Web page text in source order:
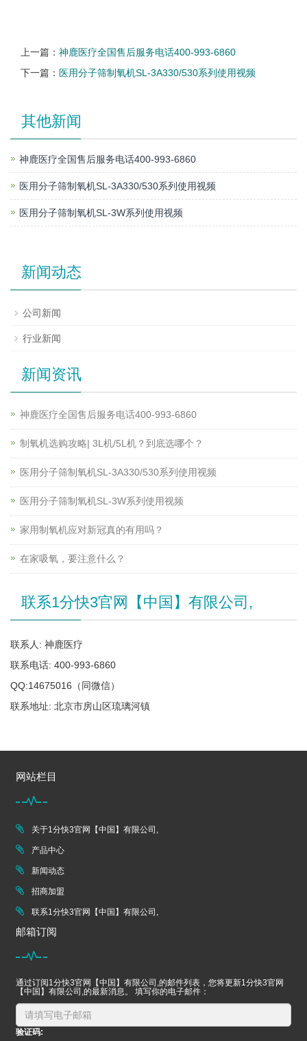
上一篇： 神鹿医疗全国售后服务电话400-993-6860
下一篇： 医用分子筛制氧机SL-3A330/530系列使用视频
其他新闻
神鹿医疗全国售后服务电话400-993-6860
医用分子筛制氧机SL-3A330/530系列使用视频
医用分子筛制氧机SL-3W系列使用视频
新闻动态
公司新闻
行业新闻
新闻资讯
神鹿医疗全国售后服务电话400-993-6860
制氧机选购攻略| 3L机/5L机？到底选哪个？
医用分子筛制氧机SL-3A330/530系列使用视频
医用分子筛制氧机SL-3W系列使用视频
家用制氧机应对新冠真的有用吗？
在家吸氧，要注意什么？
联系1分快3官网【中国】有限公司,
联系人: 神鹿医疗
联系电话: 400-993-6860
QQ:14675016（同微信）
联系地址: 北京市房山区琉璃河镇
网站栏目
关于1分快3官网【中国】有限公司,
产品中心
新闻动态
招商加盟
联系1分快3官网【中国】有限公司,
邮箱订阅
通过订阅1分快3官网【中国】有限公司,的邮件列表，您将更新1分快3官网
【中国】有限公司,的最新消息。 填写你的电子邮件：
验证码: